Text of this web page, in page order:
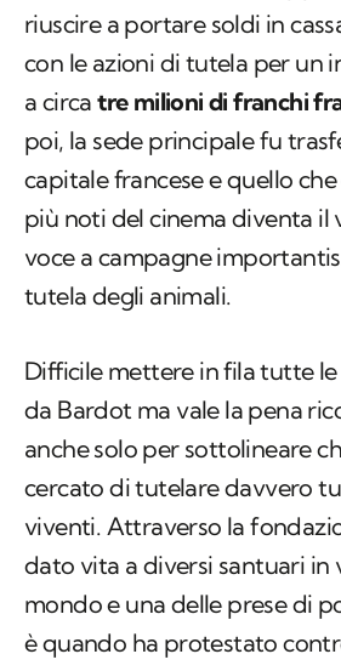
riuscire a portare soldi in
con le azioni di tutela per un
a circa tre milioni di franchi
poi, la sede principale fu
capitale francese e quello
più noti del cinema diventa il
voce a campagne
tutela degli animali.
Difficile mettere in fila tutte
da Bardot ma vale la pena
anche solo per sottolineare
cercato di tutelare davvero
viventi. Attraverso la
dato vita a diversi santuari in
mondo e una delle prese di
è quando ha protestato